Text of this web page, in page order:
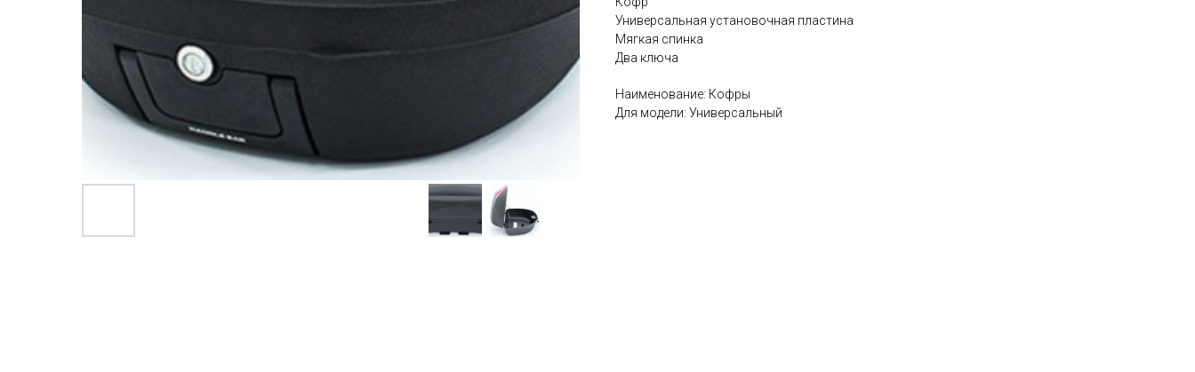
Универсальная установочная пластина
Мягкая спинка
Два ключа
Наименование: Кофры
Для модели: Универсальный